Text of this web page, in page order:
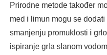
Prirodne metode također
med i limun mogu se
smanjenju promuklosti i
ispiranje grla slanom